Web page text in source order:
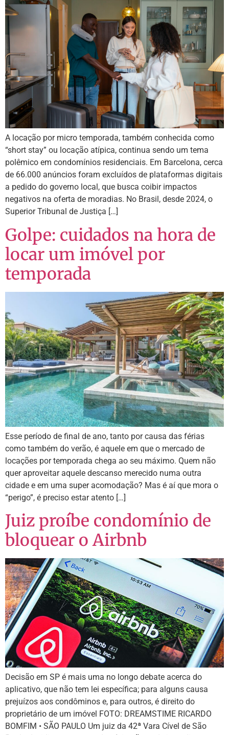
A locação por micro temporada, também conhecida como
“short stay” ou locação atípica, continua sendo um tema
polêmico em condomínios residenciais. Em Barcelona, cerca
de 66.000 anúncios foram excluídos de plataformas digitais
a pedido do governo local, que busca coibir impactos
negativos na oferta de moradias. No Brasil, desde 2024, o
Superior Tribunal de Justiça […]
Golpe: cuidados na hora de
locar um imóvel por
temporada
Esse período de final de ano, tanto por causa das férias
como também do verão, é aquele em que o mercado de
locações por temporada chega ao seu máximo. Quem não
quer aproveitar aquele descanso merecido numa outra
cidade e em uma super acomodação? Mas é aí que mora o
“perigo”, é preciso estar atento […]
Juiz proíbe condomínio de
bloquear o Airbnb
Decisão em SP é mais uma no longo debate acerca do
aplicativo, que não tem lei específica; para alguns causa
prejuízos aos condôminos e, para outros, é direito do
proprietário de um imóvel FOTO: DREAMSTIME RICARDO
BOMFIM • SÃO PAULO Um juiz da 42ª Vara Cível de São